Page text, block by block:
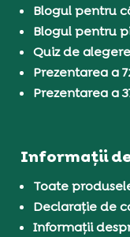
Blogul pentru
Blogul pentru
Quiz de
Prezentarea a
Prezentarea a
Informații
Toate
Declarație de
Informații